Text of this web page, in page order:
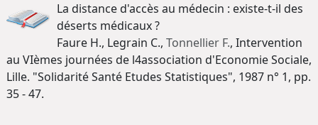
La distance d'accès au médecin : existe-t-il des
déserts médicaux ?
Faure H., Legrain C., Tonnellier F., Intervention
au VIèmes journées de l4association d'Economie Sociale,
Lille. "Solidarité Santé Etudes Statistiques", 1987 n° 1, pp.
35 - 47.